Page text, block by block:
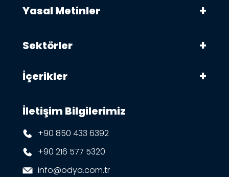
Yasal Metinler
Sektörler
İçerikler
İletişim Bilgilerimiz
+90 850 433 6392
+90 216 577 5320
info@odya.com.tr